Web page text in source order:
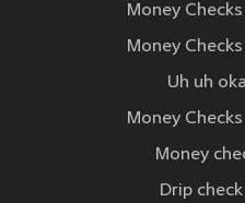
Money
Money
Uh uh
Money
Money
Drip